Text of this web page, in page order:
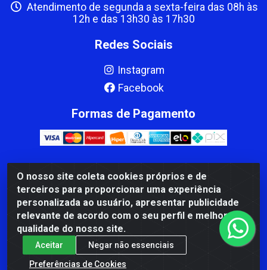
O nosso site coleta cookies próprios e de
terceiros para proporcionar uma experiência
personalizada ao usuário, apresentar publicidade
relevante de acordo com o seu perfil e melhorar a
qualidade do nosso site.
Aceitar
Negar não essenciais
Preferências de Cookies
Atendimento de segunda a sexta-feira das 08h às
12h e das 13h30 às 17h30
Redes Sociais
Instagram
Facebook
Formas de Pagamento
CBP MACEDO COMERCIO PEÇAS LTDA Matriz - av Mauro
Miranda Madureira, 1249 - Coramara , Cachoeiro de
Itapemirim/ES - CEP 29.311-310 - CNPJ 00.502.680/0001-41